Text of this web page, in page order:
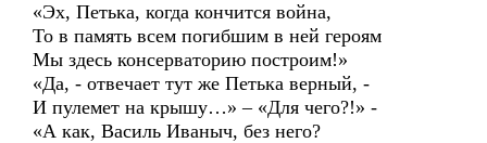
«Эх, Петька, когда кончится война,
То в память всем погибшим в ней героям
Мы здесь консерваторию построим!»
«Да, - отвечает тут же Петька верный, -
И пулемет на крышу…» – «Для чего?!» -
«А как, Василь Иваныч, без него?